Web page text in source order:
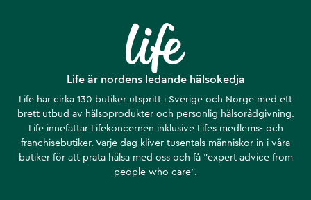
Life är nordens ledande hälsokedja
Life har cirka 130 butiker utspritt i Sverige och Norge med ett
brett utbud av hälsoprodukter och personlig hälsorådgivning.
Life innefattar Lifekoncernen inklusive Lifes medlems- och
franchisebutiker. Varje dag kliver tusentals människor in i våra
butiker för att prata hälsa med oss och få ”expert advice from
people who care”.